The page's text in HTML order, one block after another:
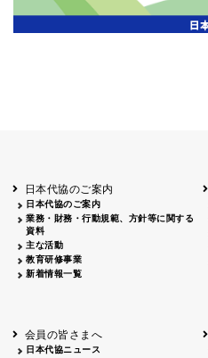
日本代協のご案内
日本代協のご案内
業務・財務・行動規範、方針等に関する
資料
主な活動
教育研修事業
新着情報一覧
会員の皆さまへ
日本代協ニュース